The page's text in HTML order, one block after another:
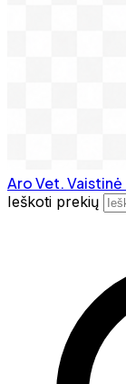
Aro Vet. Vaistinė
Ieškoti prekių